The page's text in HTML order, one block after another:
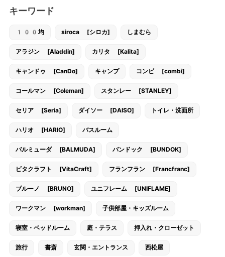
キーワード
100均 siroca [シロカ] しまむら
アラジン [Aladdin] カリタ [Kalita]
キャンドゥ [CanDo] キャンプ コンビ [combi]
コールマン [Coleman] スタンレー [STANLEY]
セリア [Seria] ダイソー [DAISO] トイレ・洗面所
ハリオ [HARIO] バスルーム
バルミューダ [BALMUDA] バンドック [BUNDOK]
ビタクラフト [VitaCraft] フランフラン [Francfranc]
ブルーノ [BRUNO] ユニフレーム [UNIFLAME]
ワークマン [workman] 子供部屋・キッズルーム
寝室・ベッドルーム 庭・テラス 押入れ・クローゼット
旅行 書斎 玄関・エントランス 西松屋